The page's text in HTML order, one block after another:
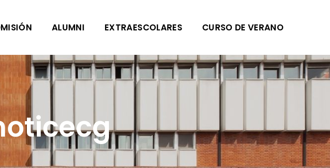
ALUMNI EXTRAESCOLARES CURSO DE VERANO